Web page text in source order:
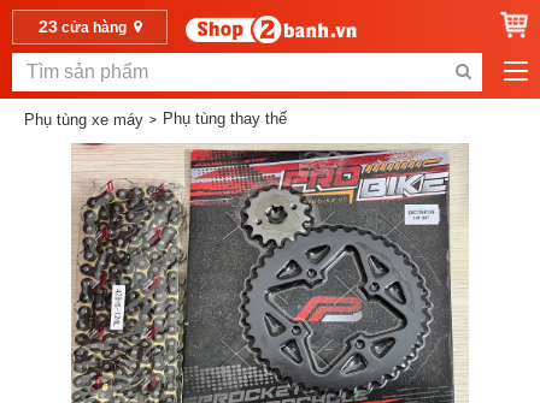
23cửa hàng
Phụ tùng xe máy Phụ tùng thay thế